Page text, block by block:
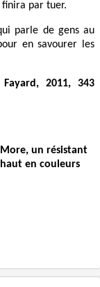
finira par tuer.
parle de gens au
en savourer les
2011, 343
More, un résistant
haut en couleurs